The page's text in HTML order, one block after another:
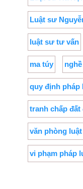
Luật sư
luật sư tư vấn
ma túy
quy định pháp
tranh chấp đất
văn phòng
vi phạm pháp